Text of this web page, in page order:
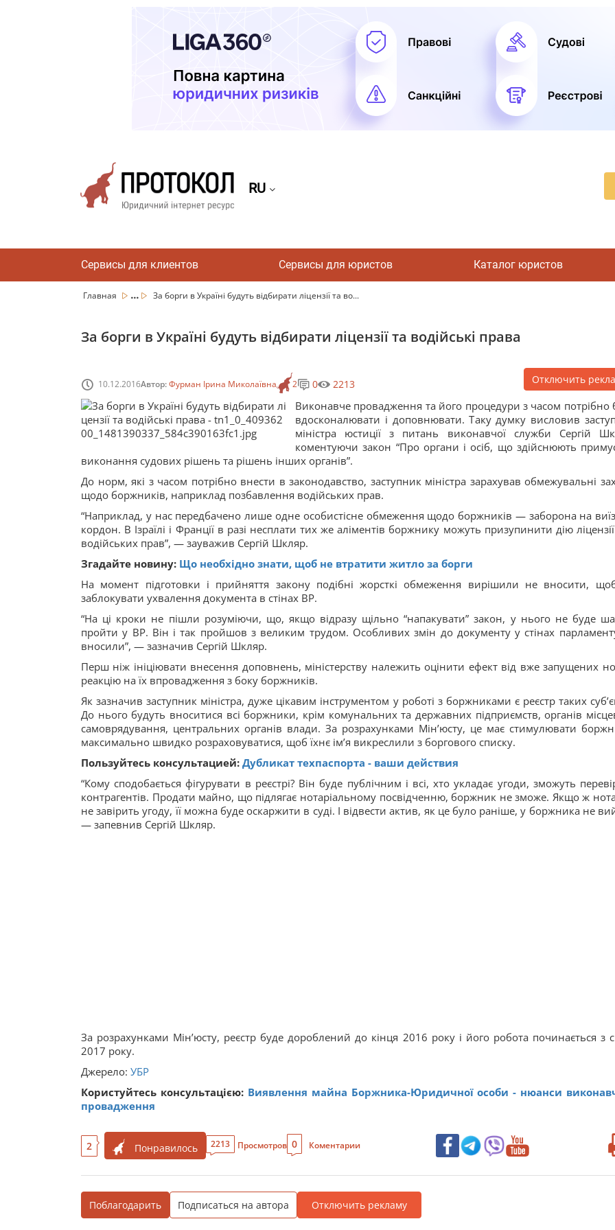
RU
Сервисы для клиентов Сервисы для юристов Каталог юристов
Главная ... За борги в Україні будуть відбирати ліцензії та во...
За борги в Україні будуть відбирати ліцензії та водійські права
10.12.2016Автор:Фурман Ірина Миколаївна 2 0 2213 Отключить
Виконавче провадження та його процедури з часом потрібно
вдосконалювати і доповнювати. Таку думку висловив
міністра юстиції з питань виконавчої служби Сергій
коментуючи закон “Про органи і осіб, що здійснюють
виконання судових рішень та рішень інших органів”.
До норм, які з часом потрібно внести в законодавство, заступник міністра зарахував обмежувальні
щодо боржників, наприклад позбавлення водійських прав.
“Наприклад, у нас передбачено лише одне особистісне обмеження щодо боржників — заборона на
кордон. В Ізраїлі і Франції в разі несплати тих же аліментів боржнику можуть призупинити дію
водійських прав”, — зауважив Сергій Шкляр.
Згадайте новину: Що необхідно знати, щоб не втратити житло за борги
На момент підготовки і прийняття закону подібні жорсткі обмеження вирішили не вносити,
заблокувати ухвалення документа в стінах ВР.
“На ці кроки не пішли розуміючи, що, якщо відразу щільно “напакувати” закон, у нього не буде
пройти у ВР. Він і так пройшов з великим трудом. Особливих змін до документу у стінах
вносили”, — зазначив Сергій Шкляр.
Перш ніж ініціювати внесення доповнень, міністерству належить оцінити ефект від вже запущених
реакцію на їх впровадження з боку боржників.
Як зазначив заступник міністра, дуже цікавим інструментом у роботі з боржниками є реєстр таких
До нього будуть вноситися всі боржники, крім комунальних та державних підприємств, органів
самоврядування, центральних органів влади. За розрахунками Мін’юсту, це має стимулювати
максимально швидко розраховуватися, щоб їхнє ім’я викреслили з боргового списку.
Пользуйтесь консультацией: Дубликат техпаспорта - ваши действия
“Кому сподобається фігурувати в реєстрі? Він буде публічним і всі, хто укладає угоди, зможуть
контрагентів. Продати майно, що підлягає нотаріальному посвідченню, боржник не зможе. Якщо ж
не завірить угоду, її можна буде оскаржити в суді. І відвести актив, як це було раніше, у боржника не
— запевнив Сергій Шкляр.
За розрахунками Мін’юсту, реєстр буде дороблений до кінця 2016 року і його робота починається з
2017 року.
Джерело: УБР
Користуйтесь консультацією: Виявлення майна Боржника-Юридичної особи - нюанси
провадження
2 Понравилось 2213 Просмотров 0 Коментарии
Поблагодарить Подписаться на автора Отключить рекламу